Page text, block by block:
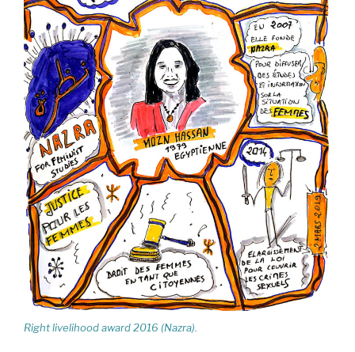
Right livelihood award 2016 (Nazra).